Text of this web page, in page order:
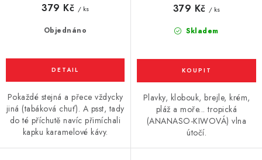
Objednáno
379 Kč / ks
Pokaždé stejná a přece vždycky
jiná (tabáková chuť). A psst, tady
do té příchutě navíc přimíchali
kapku karamelové kávy.
Skladem
379 Kč / ks
Plavky, klobouk, brejle, krém,
pláž a moře... tropická
(ANANASO-KIWOVÁ) vlna
útočí.